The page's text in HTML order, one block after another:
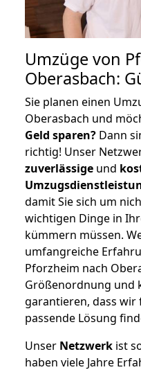
Umzüge von
Oberasbach:
Sie planen einen
Oberasbach und
Geld sparen? Dann
richtig! Unser
zuverlässige und
damit Sie sich um
wichtigen Dinge in
kümmern müssen.
umfangreiche
Pforzheim nach
Größenordnung und
garantieren, dass wir
passende Lösung
Unser Netzwerk ist
haben viele Jahre